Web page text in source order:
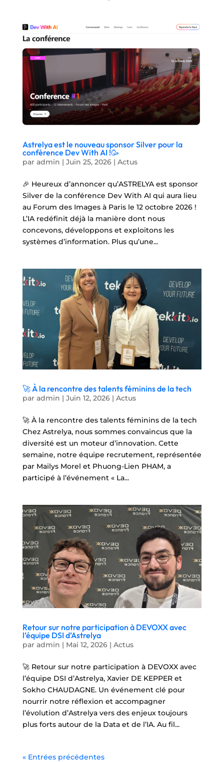
Astrelya est le nouveau sponsor Silver pour la
conférence Dev With AI !🥳
par admin | Juin 25, 2026| Actus
🎉 Heureux d’annoncer qu’ASTRELYA est sponsor
Silver de la conférence Dev With AI qui aura lieu
au Forum des Images à Paris le 12 octobre 2026 !
L’IA redéfinit déjà la manière dont nous
concevons, développons et exploitons les
systèmes d’information. Plus qu’une...
🚀 À la rencontre des talents féminins de la tech
par admin | Juin 12, 2026| Actus
🚀 À la rencontre des talents féminins de la tech
Chez Astrelya, nous sommes convaincus que la
diversité est un moteur d’innovation. Cette
semaine, notre équipe recrutement, représentée
par Mailys Morel et Phuong-Lien PHAM, a
participé à l’événement « La...
Retour sur notre participation à DEVOXX avec
l’équipe DSI d’Astrelya
par admin | Mai 12, 2026| Actus
🚀 Retour sur notre participation à DEVOXX avec
l’équipe DSI d’Astrelya, Xavier DE KEPPER et
Sokho CHAUDAGNE. Un événement clé pour
nourrir notre réflexion et accompagner
l’évolution d’Astrelya vers des enjeux toujours
plus forts autour de la Data et de l’IA. Au fil...
« Entrées précédentes